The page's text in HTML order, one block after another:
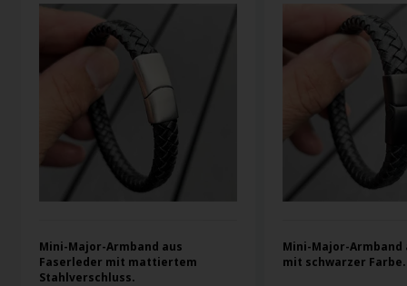
Mini-Major-Armband aus
Faserleder mit mattiertem
Stahlverschluss.
Mini-Major-Armband
mit schwarzer Farbe.